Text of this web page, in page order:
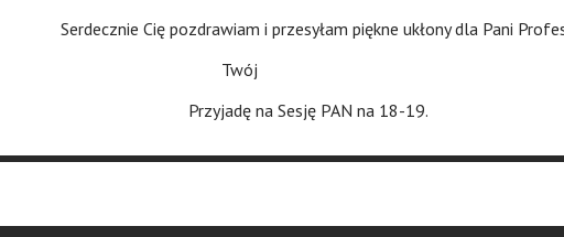
Serdecznie Cię pozdrawiam i przesyłam piękne ukłony dla Pani
Twój
Przyjadę na Sesję PAN na 18-19.